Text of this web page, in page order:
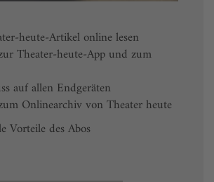
heute-Artikel online lesen
Theater-heute-App und zum
auf allen Endgeräten
Onlinearchiv von Theater heute
Vorteile des Abos